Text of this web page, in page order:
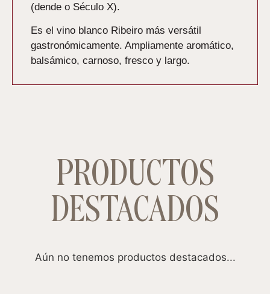
(dende o Século X).
Es el vino blanco Ribeiro más versátil
gastronómicamente. Ampliamente aromático,
balsámico, carnoso, fresco y largo.
PRODUCTOS
DESTACADOS
Aún no tenemos productos destacados...